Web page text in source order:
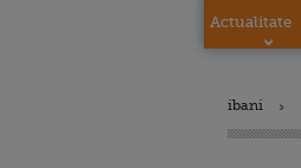
Actualitate
ibani